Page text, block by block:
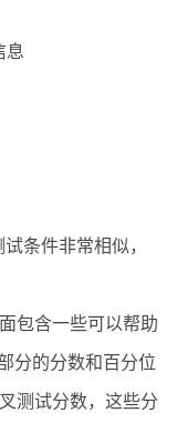
息
条件非常相似，
包含一些可以帮助
分的分数和百分位
测试分数，这些分